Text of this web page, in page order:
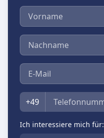
Vorname
Nachname
E-Mail
Telefon
+49
Ich interessiere mich für: